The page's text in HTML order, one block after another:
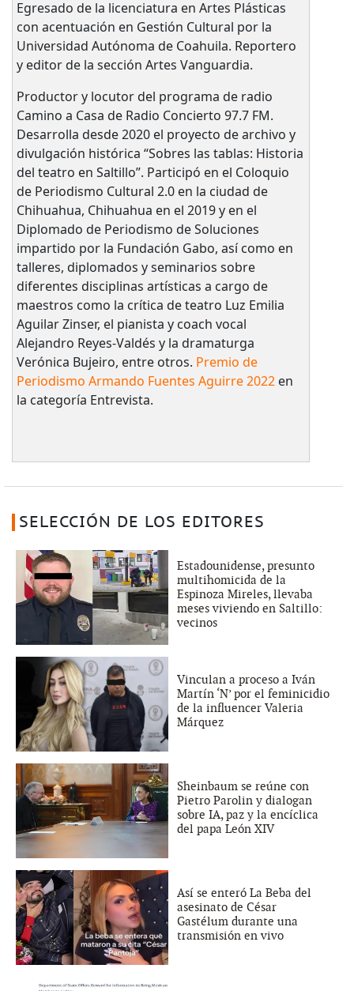
Egresado de la licenciatura en Artes Plásticas
con acentuación en Gestión Cultural por la
Universidad Autónoma de Coahuila. Reportero
y editor de la sección Artes Vanguardia.
Productor y locutor del programa de radio
Camino a Casa de Radio Concierto 97.7 FM.
Desarrolla desde 2020 el proyecto de archivo y
divulgación histórica “Sobres las tablas: Historia
del teatro en Saltillo”. Participó en el Coloquio
de Periodismo Cultural 2.0 en la ciudad de
Chihuahua, Chihuahua en el 2019 y en el
Diplomado de Periodismo de Soluciones
impartido por la Fundación Gabo, así como en
talleres, diplomados y seminarios sobre
diferentes disciplinas artísticas a cargo de
maestros como la crítica de teatro Luz Emilia
Aguilar Zinser, el pianista y coach vocal
Alejandro Reyes-Valdés y la dramaturga
Verónica Bujeiro, entre otros. Premio de
Periodismo Armando Fuentes Aguirre 2022en
la categoría Entrevista.
SELECCIÓN DE LOS EDITORES
Estadounidense, presunto
multihomicida de la
Espinoza Mireles, llevaba
meses viviendo en Saltillo:
vecinos
Vinculan a proceso a Iván
Martín ‘N’ por el feminicidio
de la influencer Valeria
Márquez
Sheinbaum se reúne con
Pietro Parolin y dialogan
sobre IA, paz y la encíclica
del papa León XIV
Así se enteró La Beba del
asesinato de César
Gastélum durante una
transmisión en vivo